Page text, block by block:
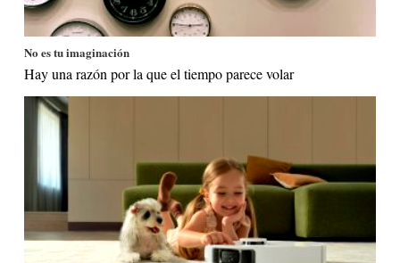
No es tu imaginación
Hay una razón por la que el tiempo parece volar